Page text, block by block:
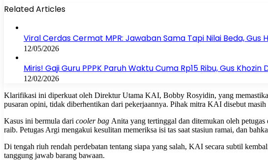
Related Articles
Viral Cerdas Cermat MPR: Jawaban Sama Tapi Nilai Beda, Gus
12/05/2026
Miris! Gaji Guru PPPK Paruh Waktu Cuma Rp15 Ribu, Gus
12/02/2026
Klarifikasi ini diperkuat oleh Direktur Utama KAI, Bobby Rosyidin, yang
pusaran opini, tidak diberhentikan dari pekerjaannya. Pihak mitra KAI disebut
Kasus ini bermula dari cooler bag Anita yang tertinggal dan ditemukan oleh
raib. Petugas Argi mengakui kesulitan memeriksa isi tas saat stasiun ramai, dan
Di tengah riuh rendah perdebatan tentang siapa yang salah, KAI secara subtil
tanggung jawab barang bawaan.